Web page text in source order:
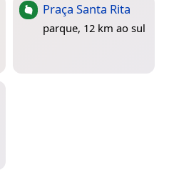
Praça Santa Rita
parque, 12 km ao sul